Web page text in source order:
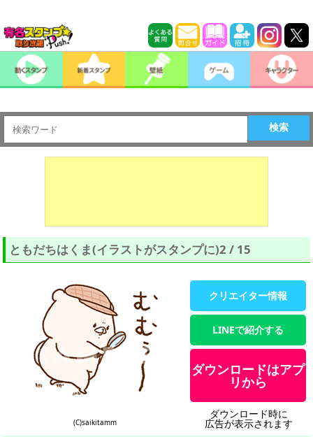
検索
ともだちはくま(イラストがスタンプに)2 / 15
(C)saikitamm
クリエイター情報
LINEで紹介する
ダウンロードはアプ
リから
ダウンロード時に
広告が表示されます